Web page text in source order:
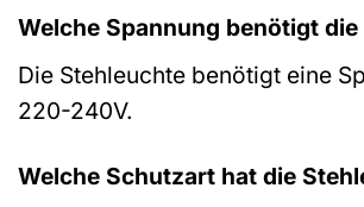
Welche Spannung benötigt
Die Stehleuchte benötigt eine
220-240V.
Welche Schutzart hat die